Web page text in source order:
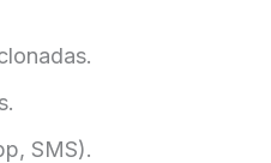
SMS).